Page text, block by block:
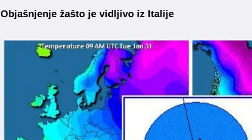
Objašnjenje žašto je vidljivo iz Italije